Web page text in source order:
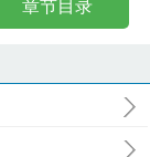
章节目录